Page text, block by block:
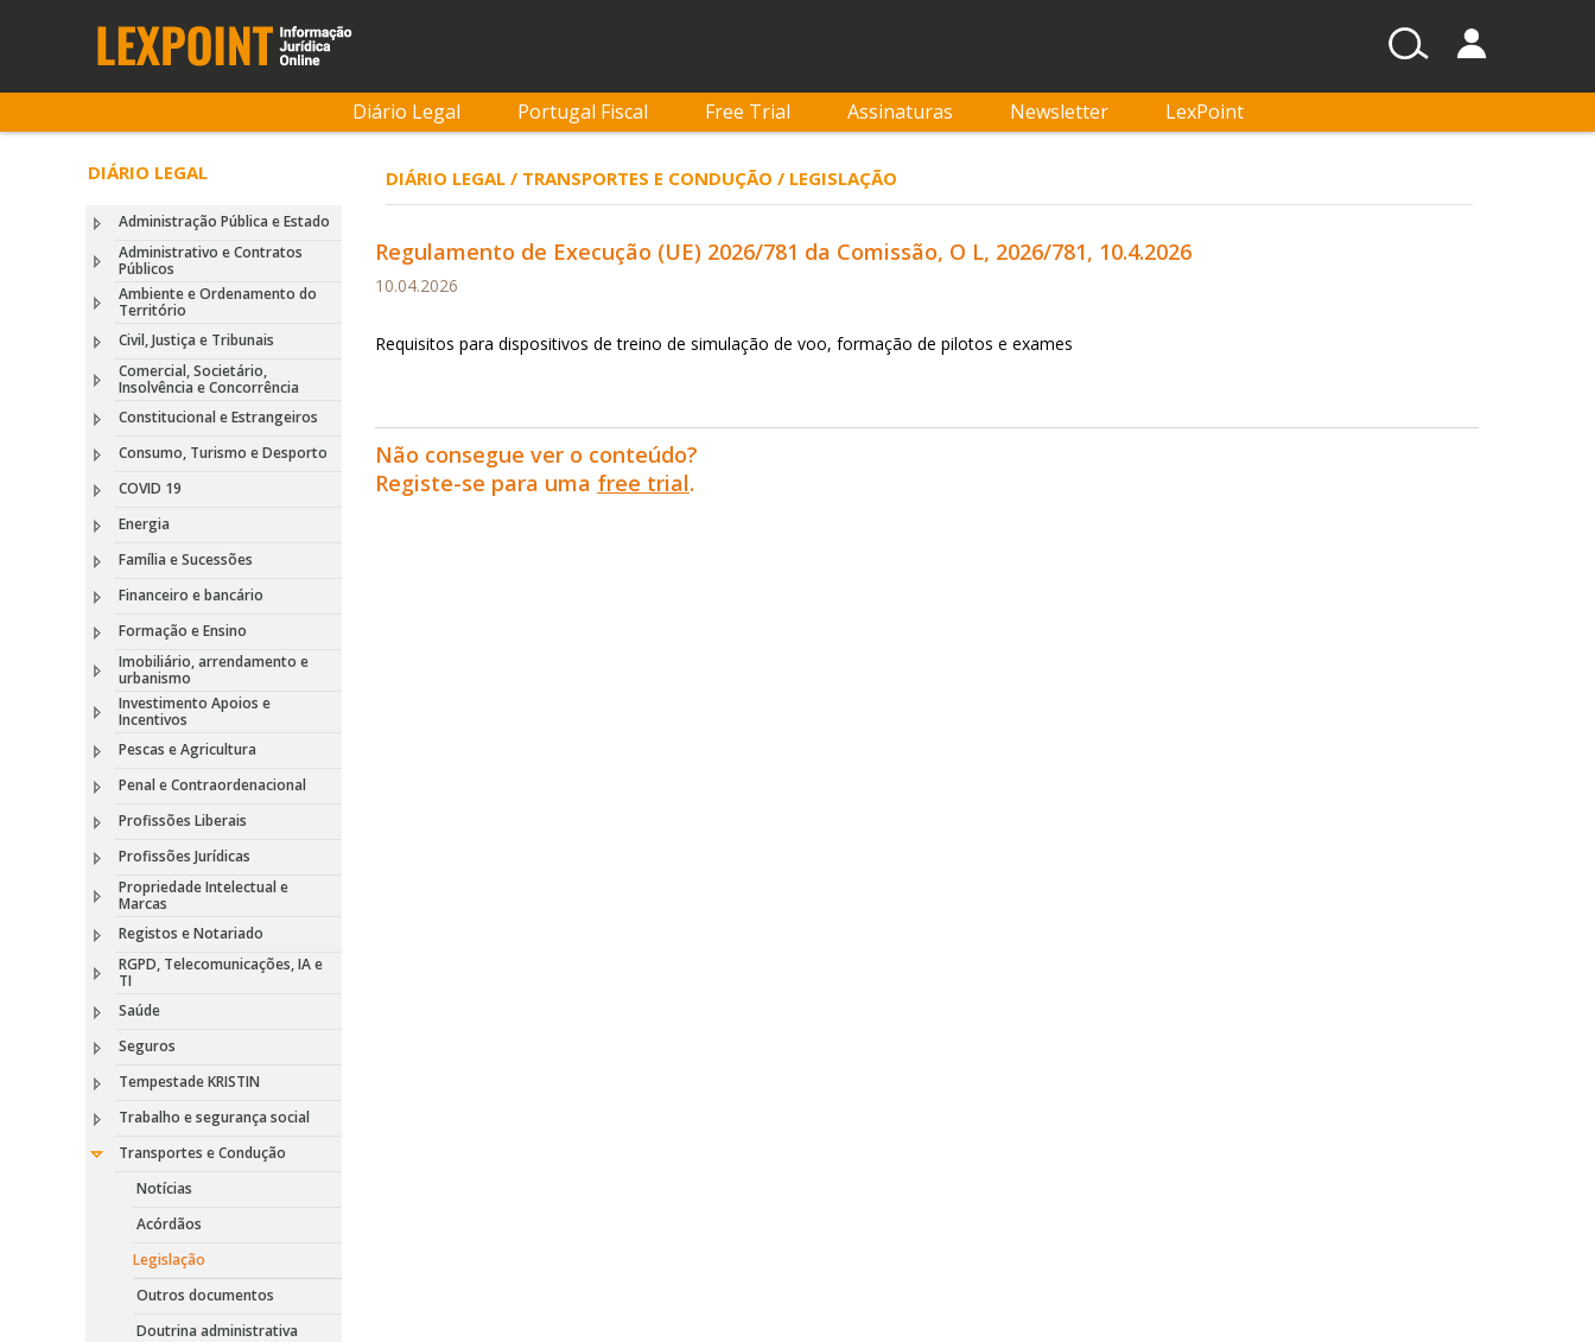
Diário Legal Portugal Fiscal Free Trial Assinaturas Newsletter LexPoint
DIÁRIO LEGAL
Administração Pública e Estado
Administrativo e Contratos
Públicos
Ambiente e Ordenamento do
Território
Civil, Justiça e Tribunais
Comercial, Societário,
Insolvência e Concorrência
Constitucional e Estrangeiros
Consumo, Turismo e Desporto
COVID 19
Energia
Família e Sucessões
Financeiro e bancário
Formação e Ensino
Imobiliário, arrendamento e
urbanismo
Investimento Apoios e
Incentivos
Pescas e Agricultura
Penal e Contraordenacional
Profissões Liberais
Profissões Jurídicas
Propriedade Intelectual e
Marcas
Registos e Notariado
RGPD, Telecomunicações, IA e
TI
Saúde
Seguros
Tempestade KRISTIN
Trabalho e segurança social
Transportes e Condução
Notícias
Acórdãos
Legislação
Outros documentos
Doutrina administrativa
DIÁRIO LEGAL / TRANSPORTES E CONDUÇÃO / LEGISLAÇÃO
Regulamento de Execução (UE) 2026/781 da Comissão, O L, 2026/781, 10.4.2026
10.04.2026
Requisitos para dispositivos de treino de simulação de voo, formação de pilotos e exames
Não consegue ver o conteúdo?
Registe-se para uma free trial.